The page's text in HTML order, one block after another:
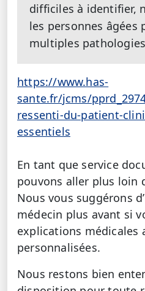
difficiles à identifier,
les personnes âgées
multiples
https://www.has-
sante.fr/jcms/
ressenti-du-patient-
essentiels
En tant que service
pouvons aller plus loin
Nous vous suggérons
médecin plus avant si
explications médicales
personnalisées.
Nous restons bien